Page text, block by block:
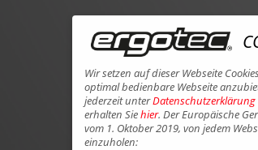
Wir setzen auf dieser Webseite
optimal bedienbare Webseite
jederzeit unterDatenschutzerklärung
erhalten Siehier. Der Europäische
vom 1. Oktober 2019, von jedem
einzuholen: